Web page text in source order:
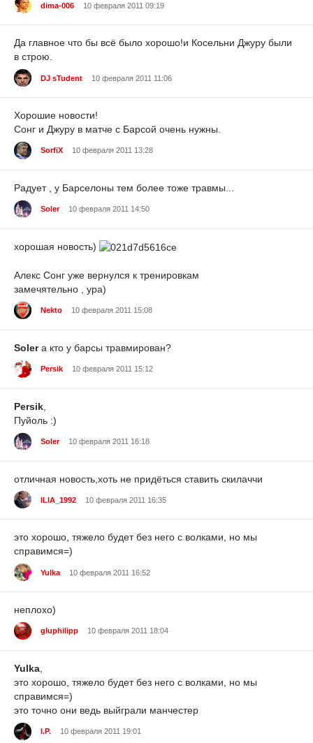
dima-006 10 февраля 2011 09:19
Да главное что бы всё было хорошо!и Косельни Джуру были
в строю.
DJ sTudent 10 февраля 2011 11:06
Хорошие новости!
Сонг и Джуру в матче с Барсой очень нужны.
SorfiX 10 февраля 2011 13:28
Радует , у Барселоны тем более тоже травмы...
Soler 10 февраля 2011 14:50
хорошая новость)
Алекс Сонг уже вернулся к тренировкам
замечятельно , ура)
Nekto 10 февраля 2011 15:08
Solerа кто у барсы травмирован?
Persik 10 февраля 2011 15:12
Persik
Пуйоль :)
Soler 10 февраля 2011 16:18
отличная новость,хоть не придёться ставить скилаччи
ILIA_1992 10 февраля 2011 16:35
это хорошо, тяжело будет без него с волками, но мы
справимся=)
Yulka 10 февраля 2011 16:52
неплохо)
gluphilipp 10 февраля 2011 18:04
Yulka
это хорошо, тяжело будет без него с волками, но мы
справимся=)
это точно они ведь выйграли манчестер
I.P. 10 февраля 2011 19:01